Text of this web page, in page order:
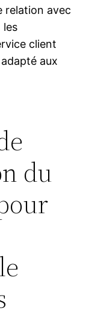
relation avec
les
client
aux
du